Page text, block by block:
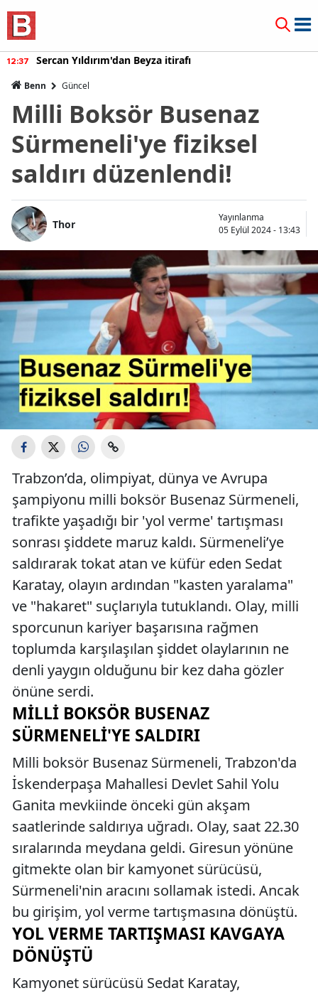
12:37 Sercan Yıldırım'dan Beyza itirafı
Benn Güncel
Milli Boksör Busenaz
Sürmeneli'ye fiziksel
saldırı düzenlendi!
Thor
Yayınlanma
05 Eylül 2024 - 13:43
Trabzon’da, olimpiyat, dünya ve Avrupa
şampiyonu milli boksör Busenaz Sürmeneli,
trafikte yaşadığı bir 'yol verme' tartışması
sonrası şiddete maruz kaldı. Sürmeneli’ye
saldırarak tokat atan ve küfür eden Sedat
Karatay, olayın ardından "kasten yaralama"
ve "hakaret" suçlarıyla tutuklandı. Olay, milli
sporcunun kariyer başarısına rağmen
toplumda karşılaşılan şiddet olaylarının ne
denli yaygın olduğunu bir kez daha gözler
önüne serdi.
MILLI BOKSÖR BUSENAZ
SÜRMENELI'YE SALDIRI
Milli boksör Busenaz Sürmeneli, Trabzon'da
İskenderpaşa Mahallesi Devlet Sahil Yolu
Ganita mevkiinde önceki gün akşam
saatlerinde saldırıya uğradı. Olay, saat 22.30
sıralarında meydana geldi. Giresun yönüne
gitmekte olan bir kamyonet sürücüsü,
Sürmeneli'nin aracını sollamak istedi. Ancak
bu girişim, yol verme tartışmasına dönüştü.
YOL VERME TARTIŞMASI KAVGAYA
DÖNÜŞTÜ
Kamyonet sürücüsü Sedat Karatay,